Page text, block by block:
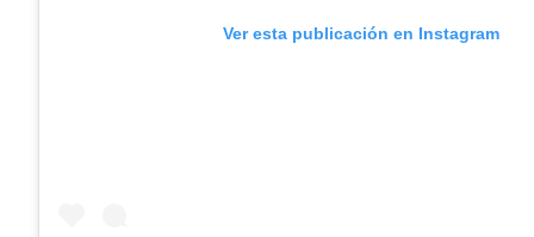
Ver esta publicación en Instagram